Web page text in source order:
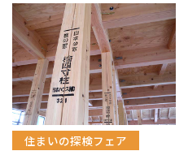
住まいの探検フェア